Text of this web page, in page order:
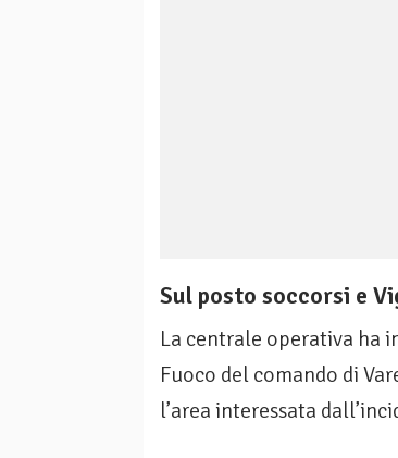
Sul posto soccorsi e
La centrale operativa ha
Fuoco del comando di
l’area interessata